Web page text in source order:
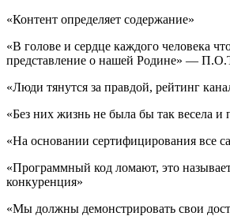
«Контент определяет содержание»
«В голове и сердце каждого человека
представление о нашей Родине» —
«Люди тянутся за правдой, рейтинг
«Без них жизнь не была бы так весела и
«На основании сертифицирования все
«Программный код ломают, это
конкуренция»
«Мы должны демонстрировать свои